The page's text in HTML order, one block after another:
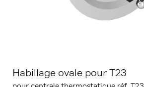
Habillage ovale pour T23